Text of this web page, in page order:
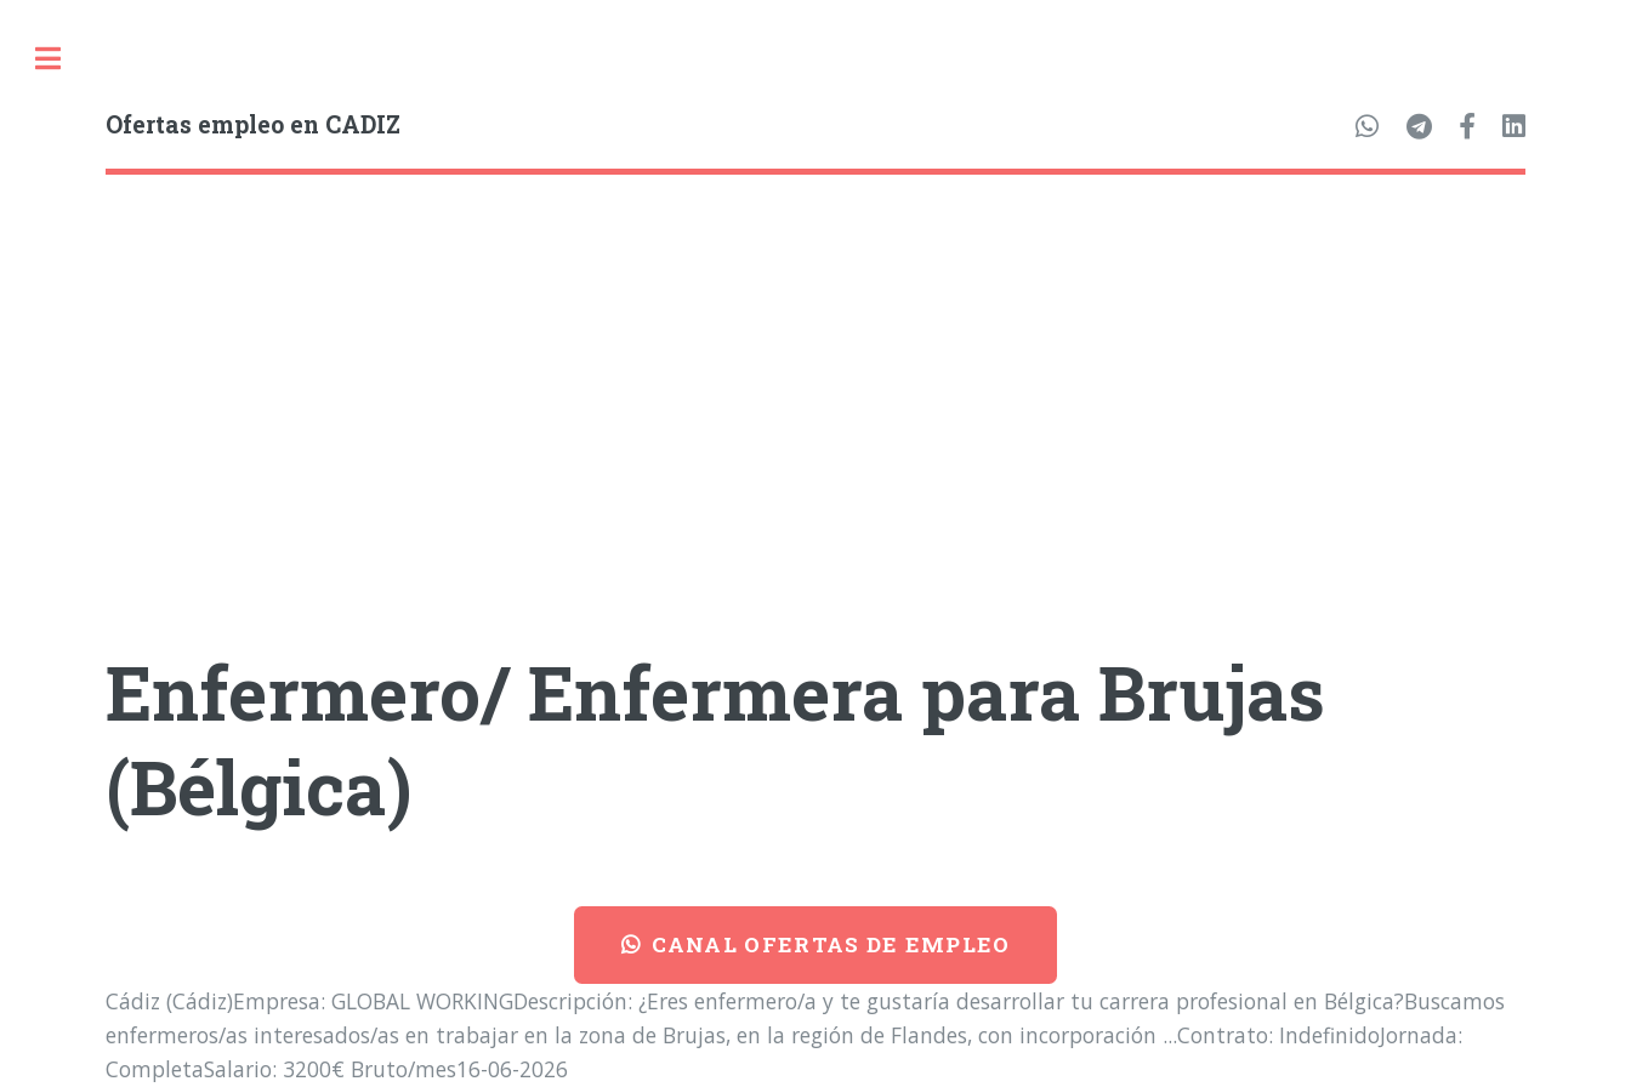
Ofertas empleo en CADIZ
Enfermero/ Enfermera para Brujas
(Bélgica)
CANAL OFERTAS DE EMPLEO
Cádiz (Cádiz)Empresa: GLOBAL WORKINGDescripción: ¿Eres enfermero/a y te gustaría desarrollar tu carrera profesional en Bélgica?Buscamos
enfermeros/as interesados/as en trabajar en la zona de Brujas, en la región de Flandes, con incorporación ...Contrato: IndefinidoJornada:
CompletaSalario: 3200€ Bruto/mes16-06-2026